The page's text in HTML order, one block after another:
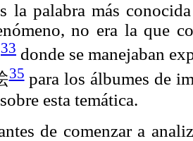
la palabra más
no era la que
33 donde se manejaban
35para los álbumes de
esta temática.
de comenzar a